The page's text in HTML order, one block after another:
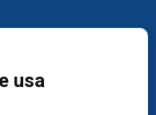
usa
RS, 92010-010